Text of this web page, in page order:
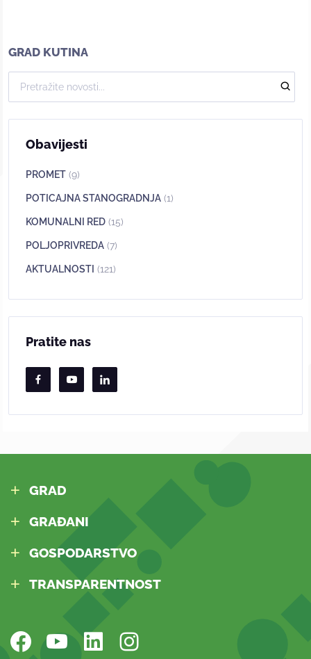
GRAD KUTINA
Obavijesti
PROMET (9)
POTICAJNA STANOGRADNJA (1)
KOMUNALNI RED (15)
POLJOPRIVREDA (7)
AKTUALNOSTI (121)
Pratite nas
GRAD
GRAĐANI
GOSPODARSTVO
TRANSPARENTNOST